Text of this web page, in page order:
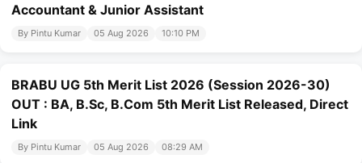
Accountant & Junior Assistant
By Pintu Kumar 05 Aug 2026 10:10 PM
BRABU UG 5th Merit List 2026 (Session 2026-30)
OUT : BA, B.Sc, B.Com 5th Merit List Released, Direct
Link
By Pintu Kumar 05 Aug 2026 08:29 AM